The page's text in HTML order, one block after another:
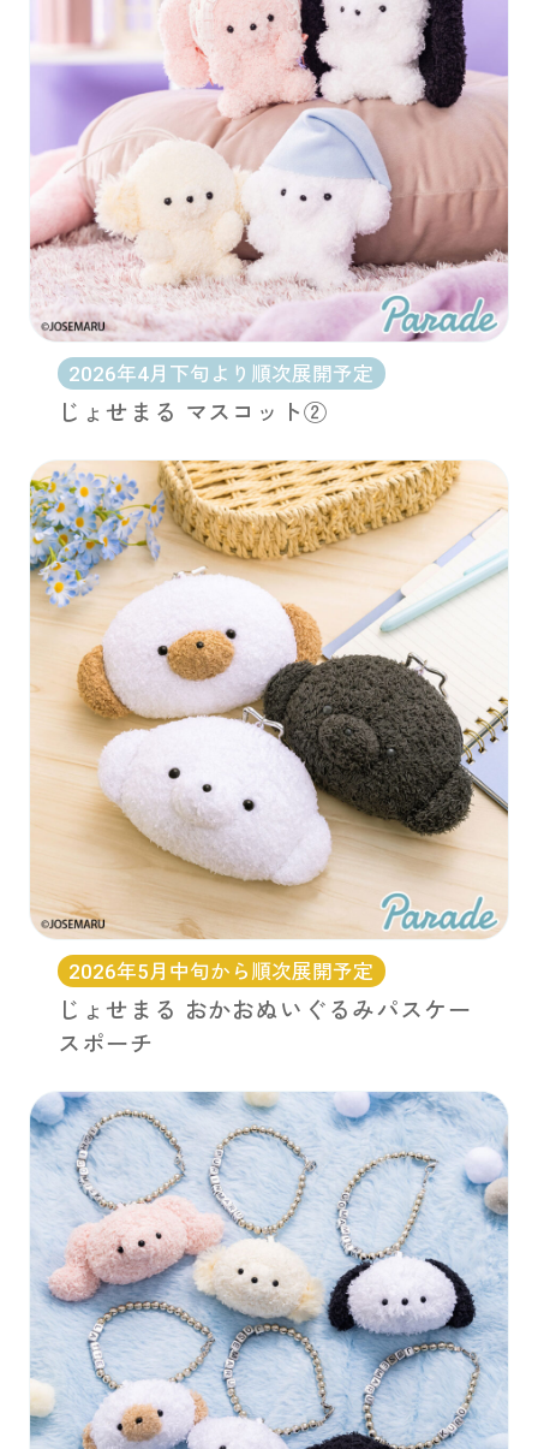
2026年4月下旬より順次展開予定
じょせまる マスコット②
2026年5月中旬から順次展開予定
じょせまる おかおぬいぐるみパスケー
スポーチ